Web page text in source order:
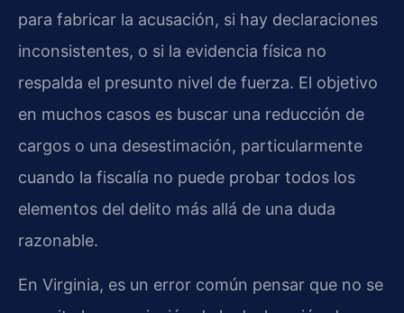
para fabricar la acusación, si hay declaraciones
inconsistentes, o si la evidencia física no
respalda el presunto nivel de fuerza. El objetivo
en muchos casos es buscar una reducción de
cargos o una desestimación, particularmente
cuando la fiscalía no puede probar todos los
elementos del delito más allá de una duda
razonable.
En Virginia, es un error común pensar que no se